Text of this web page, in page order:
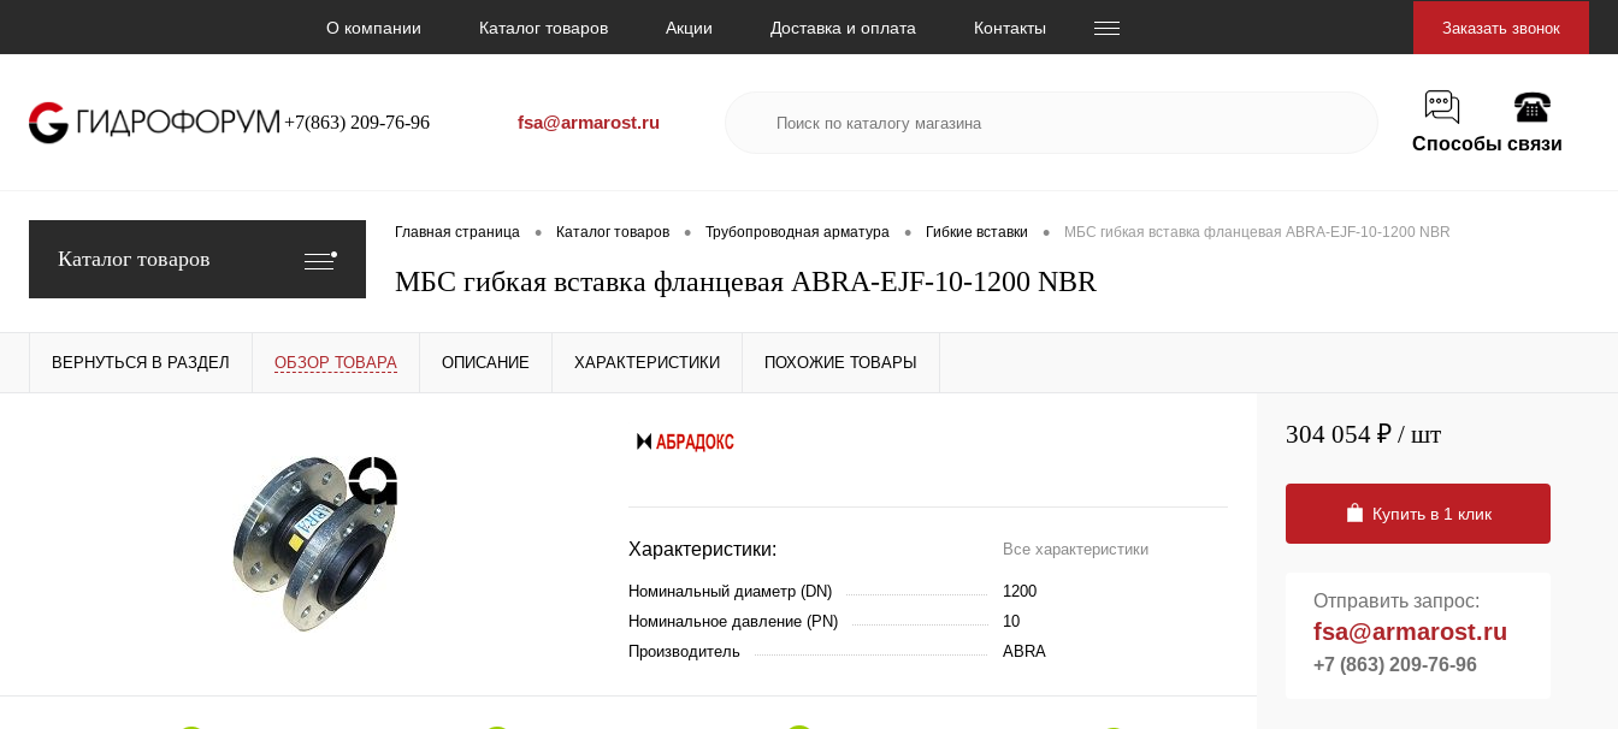
О компании Каталог товаров Акции Доставка и оплата Контакты Заказать звонок
+7(863) 209-76-96
fsa@armarost.ru
Способы связи
Каталог товаров
Главная страница • Каталог товаров • Трубопроводная арматура • Гибкие вставки • МБС гибкая вставка фланцевая ABRA-EJF-10-1200 NBR
МБС гибкая вставка фланцевая ABRA-EJF-10-1200 NBR
ВЕРНУТЬСЯ В РАЗДЕЛ ОБЗОР ТОВАРА ОПИСАНИЕ ХАРАКТЕРИСТИКИ ПОХОЖИЕ ТОВАРЫ
Характеристики: Все характеристики
Номинальный диаметр (DN)
1200
Номинальное давление (PN)
10
Производитель
ABRA
304 054 ₽ / шт
Купить в 1 клик
Отправить запрос:
fsa@armarost.ru
+7 (863) 209-76-96